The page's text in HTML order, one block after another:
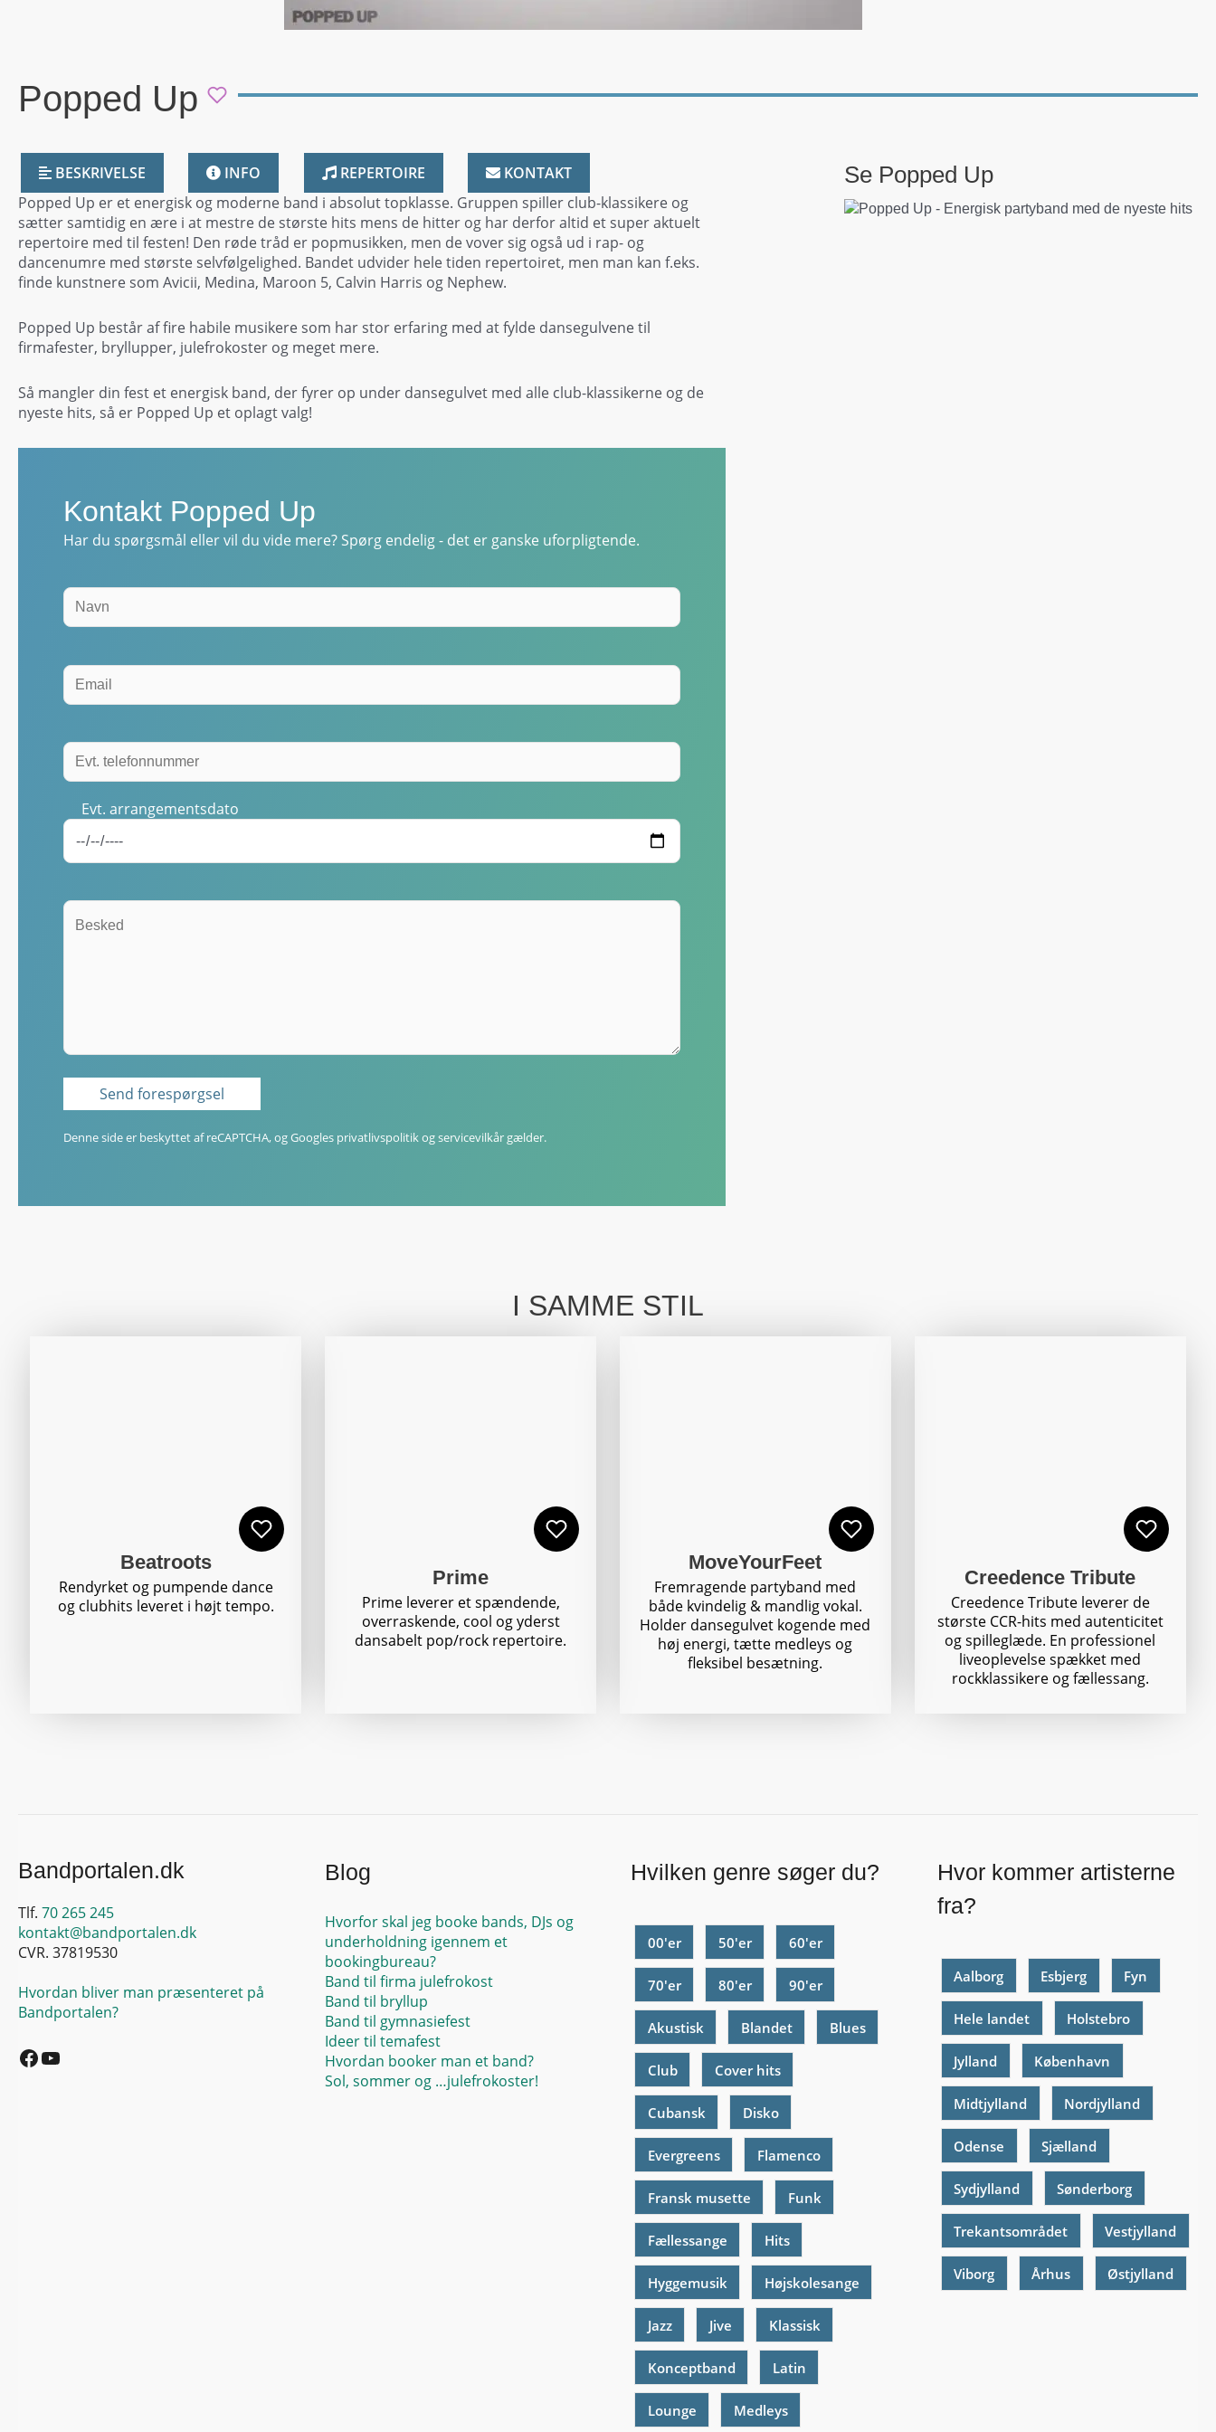
Popped Up
BESKRIVELSE INFO REPERTOIRE
KONTAKT
Popped Up er et energisk og moderne band i absolut topklasse. Gruppen spiller club-klassikere og
sætter samtidig en ære i at mestre de største hits mens de hitter og har derfor altid et super aktuelt
repertoire med til festen! Den røde tråd er popmusikken, men de vover sig også ud i rap- og
dancenumre med største selvfølgelighed. Bandet udvider hele tiden repertoiret, men man kan f.eks.
finde kunstnere som Avicii, Medina, Maroon 5, Calvin Harris og Nephew.
Popped Up består af fire habile musikere som har stor erfaring med at fylde dansegulvene til
firmafester, bryllupper, julefrokoster og meget mere.
Så mangler din fest et energisk band, der fyrer op under dansegulvet med alle club-klassikerne og de
nyeste hits, så er Popped Up et oplagt valg!
Kontakt Popped Up
Har du spørgsmål eller vil du vide mere? Spørg endelig - det er ganske uforpligtende.
Evt. arrangementsdato
Denne side er beskyttet af reCAPTCHA, og Googles privatlivspolitikogservicevilkår gælder.
Se Popped Up
I SAMME STIL
Beatroots
Rendyrket og pumpende dance
og clubhits leveret i højt tempo.
Prime
Prime leverer et spændende,
overraskende, cool og yderst
dansabelt pop/rock repertoire.
MoveYourFeet
Fremragende partyband med
både kvindelig & mandlig vokal.
Holder dansegulvet kogende med
høj energi, tætte medleys og
fleksibel besætning.
Creedence Tribute
Creedence Tribute leverer de
største CCR-hits med autenticitet
og spilleglæde. En professionel
liveoplevelse spækket med
rockklassikere og fællessang.
Bandportalen.dk
Tlf. 70 265 245
kontakt@bandportalen.dk
CVR. 37819530
Hvordan bliver man præsenteret på
Bandportalen?
Facebook
Blog
Hvorfor skal jeg booke bands, DJs og
underholdning igennem et
bookingbureau?
Band til firma julefrokost
Band til bryllup
Band til gymnasiefest
Ideer til temafest
Hvordan booker man et band?
Sol, sommer og …julefrokoster!
Hvilken genre søger du?
00'er 50'er 60'er
70'er 80'er 90'er
Akustisk Blandet Blues
Club Cover hits
Cubansk Disko
Evergreens Flamenco
Fransk musette Funk
Fællessange Hits
Hyggemusik Højskolesange
Jazz Jive Klassisk
Konceptband Latin
Lounge Medleys
Hvor kommer artisterne
fra?
Aalborg Esbjerg Fyn
Hele landet Holstebro
Jylland København
Midtjylland Nordjylland
Odense Sjælland
Sydjylland Sønderborg
Trekantsområdet Vestjylland
Viborg Århus Østjylland